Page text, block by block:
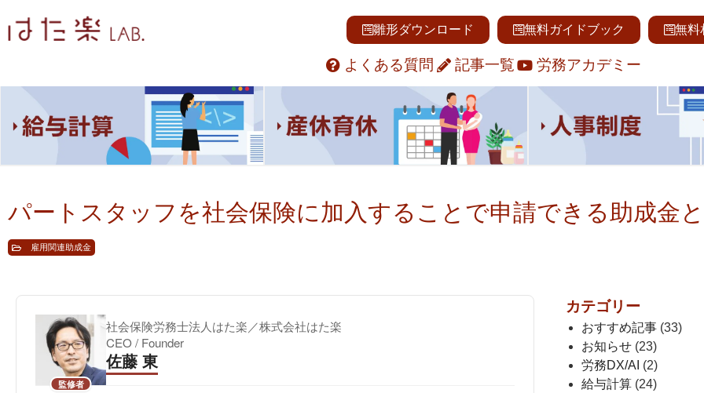
雛形ダウンロード 無料ガイドブック 無料
よくある質問 記事一覧 労務アカデミー
パートスタッフを社会保険に加入することで申請できる助成金
雇用関連助成金
監修者
社会保険労務士法人はた楽／株式会社はた楽
CEO / Founder
佐藤 東
カテゴリー
おすすめ記事 (33)
お知らせ (23)
労務DX/AI (2)
給与計算 (24)